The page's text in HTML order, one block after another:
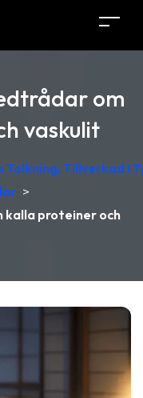
om
vaskulit
Tolkning, Tillverkad i
>
proteiner och